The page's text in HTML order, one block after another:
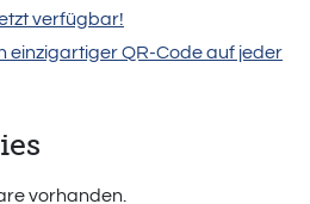
verfügbar!
einzigartiger QR-Code auf jeder
vorhanden.